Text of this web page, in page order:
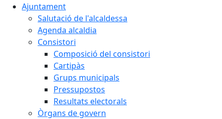
Ajuntament
Salutació de l'alcaldessa
Agenda alcaldia
Consistori
Composició del consistori
Cartipàs
Grups municipals
Pressupostos
Resultats electorals
Òrgans de govern